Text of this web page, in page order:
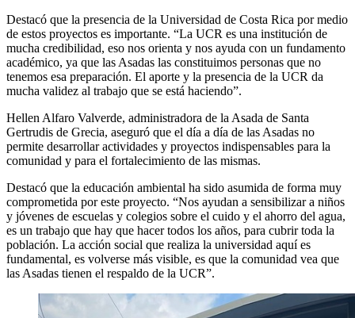
Destacó que la presencia de la Universidad de Costa Rica por medio
de estos proyectos es importante. “La UCR es una institución de
mucha credibilidad, eso nos orienta y nos ayuda con un fundamento
académico, ya que las Asadas las constituimos personas que no
tenemos esa preparación. El aporte y la presencia de la UCR da
mucha validez al trabajo que se está haciendo”.
Hellen Alfaro Valverde, administradora de la Asada de Santa
Gertrudis de Grecia, aseguró que el día a día de las Asadas no
permite desarrollar actividades y proyectos indispensables para la
comunidad y para el fortalecimiento de las mismas.
Destacó que la educación ambiental ha sido asumida de forma muy
comprometida por este proyecto. “Nos ayudan a sensibilizar a niños
y jóvenes de escuelas y colegios sobre el cuido y el ahorro del agua,
es un trabajo que hay que hacer todos los años, para cubrir toda la
población. La acción social que realiza la universidad aquí es
fundamental, es volverse más visible, es que la comunidad vea que
las Asadas tienen el respaldo de la UCR”.